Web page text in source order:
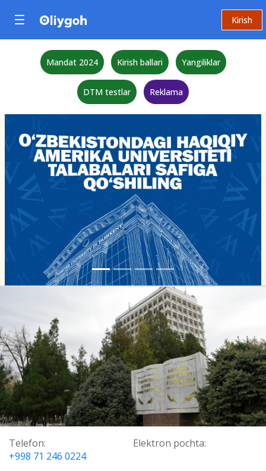
Kirish
Mandat 2024 Kirish ballari Yangiliklar
DTM testlar Reklama
Telefon:
+998 71 246 0224
Elektron pochta: